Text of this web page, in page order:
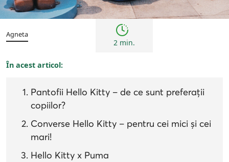
Copii Femei Inspirații și trenduri
Agneta
2 min.
În acest articol:
Pantofii Hello Kitty – de ce sunt preferații
copiilor?
Converse Hello Kitty – pentru cei mici și cei
mari!
Hello Kitty x Puma